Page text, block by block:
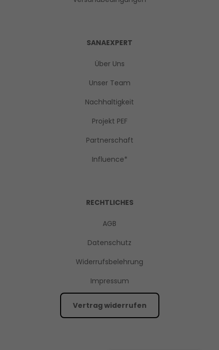
SANAEXPERT
Über Uns
Unser Team
Nachhaltigkeit
Projekt PEF
Partnerschaft
Influence*
RECHTLICHES
AGB
Datenschutz
Widerrufsbelehrung
Impressum
Vertrag widerrufen